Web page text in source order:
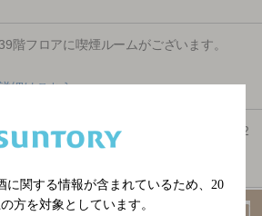
階フロアに喫煙ルームがございます。
細はこちら
の座席指定は窓側確約コースを要予約 / 2
、お子様連れの方のご入場はお断りいたし
に関する情報が含まれているため、 20
方を対象としています。